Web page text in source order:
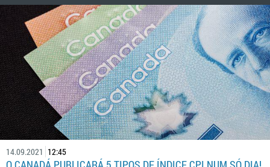
14.09.2021 12:45